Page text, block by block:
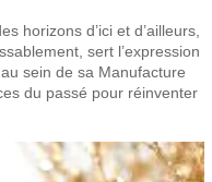
horizons d’ici et d’ailleurs,
sert l’expression
sein de sa Manufacture
du passé pour réinventer